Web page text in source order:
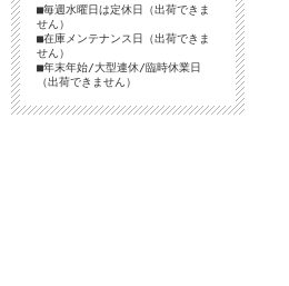
■毎週水曜日は定休日（出荷できま
せん）
■在庫メンテナンス日（出荷できま
せん）
■年末年始/大型連休/臨時休業日
（出荷できません）